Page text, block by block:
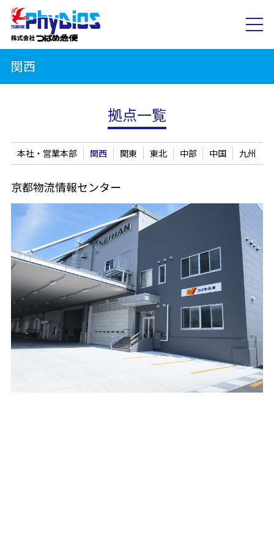
関西
拠点一覧
本社・営業本部 関西 関東 東北 中部 中国 九州
京都物流情報センター